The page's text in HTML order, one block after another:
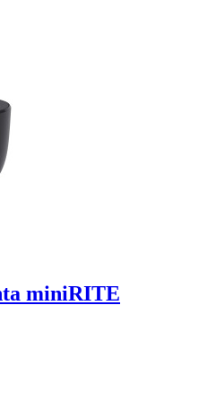
miniRITE